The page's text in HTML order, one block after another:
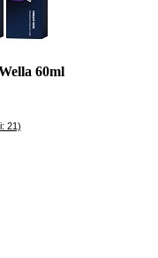
60ml
21)